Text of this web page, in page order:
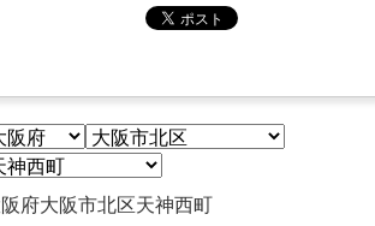
府大阪市北区天神西町